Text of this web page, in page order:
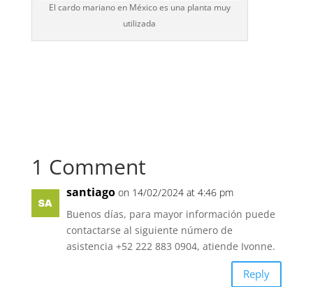
El cardo mariano en México es una planta muy
utilizada
1 Comment
santiago on 14/02/2024 at 4:46 pm
Buenos días, para mayor información puede
contactarse al siguiente número de
asistencia +52 222 883 0904, atiende Ivonne.
Reply